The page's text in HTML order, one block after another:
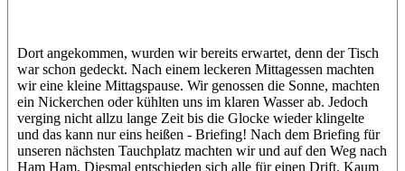
Dort angekommen, wurden wir bereits erwartet, denn der Tisch
war schon gedeckt. Nach einem leckeren Mittagessen machten
wir eine kleine Mittagspause. Wir genossen die Sonne, machten
ein Nickerchen oder kühlten uns im klaren Wasser ab. Jedoch
verging nicht allzu lange Zeit bis die Glocke wieder klingelte
und das kann nur eins heißen - Briefing! Nach dem Briefing für
unseren nächsten Tauchplatz machten wir und auf den Weg nach
Ham Ham. Diesmal entschieden sich alle für einen Drift. Kaum